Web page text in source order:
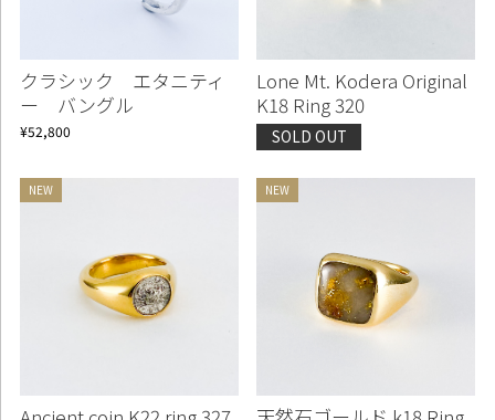
クラシック エタニティ
ー バングル
¥52,800
Lone Mt. Kodera Original
K18 Ring 320
SOLD OUT